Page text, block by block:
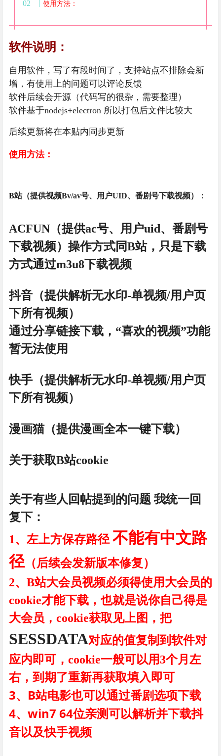
使用方法：
软件说明：
自用软件，写了有段时间了，支持站点不排除会新
增，有使用上的问题可以评论反馈
软件后续会开源（代码写的很杂，需要整理）
软件基于nodejs+electron 所以打包后文件比较大
后续更新将在本贴内同步更新
使用方法：
B站（提供视频Bv/av号、用户UID、番剧号下载视频）：
ACFUN（提供ac号、用户uid、番剧号
下载视频） 操作方式同B站，只是下载
方式通过m3u8下载视频
抖音（提供解析无水印-单视频/用户页
下所有视频）
通过分享链接下载，“喜欢的视频”功能
暂无法使用
快手（提供解析无水印-单视频/用户页
下所有视频）
漫画猫（提供漫画全本一键下载）
关于获取B站cookie
关于有些人回帖提到的问题 我统一回
复下：
1、左上方保存路径不能有中文路
径（后续会发新版本修复）
2、B站大会员视频必须得使用大会员的
cookie才能下载，也就是说你自己得是
大会员，cookie获取见上图，把
SESSDATA对应的值复制到软件对
应内即可，cookie一般可以用3个月左
右，到期了重新再获取填入即可
3、B站电影也可以通过番剧选项下载
4、win7 64位亲测可以解析并下载抖
音以及快手视频